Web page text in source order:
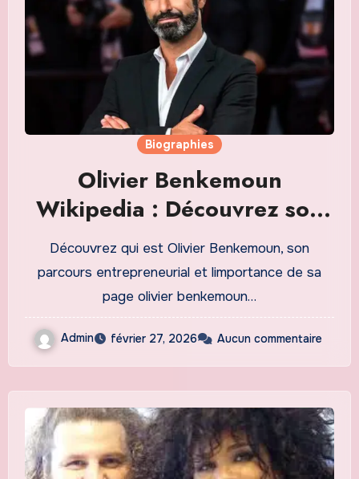
Biographies
Olivier Benkemoun
Wikipedia : Découvrez son
parcours et limportance de
sa page dédiée
Découvrez qui est Olivier Benkemoun, son
parcours entrepreneurial et limportance de sa
page olivier benkemoun…
Admin février 27, 2026 Aucun commentaire